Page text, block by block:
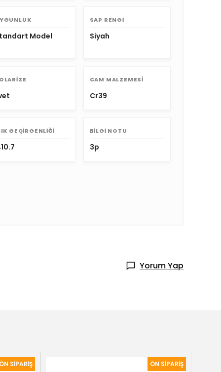
Model
SAP RENGI
Siyah
CAM MALZEMESI
Cr39
GEÇIRGENLIĞI BILGI NOTU
3p
Yorum Yap